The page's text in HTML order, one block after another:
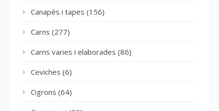
Canapès i tapes (156)
Carns (277)
Carns varies i elaborades (86)
Ceviches (6)
Cigrons (64)